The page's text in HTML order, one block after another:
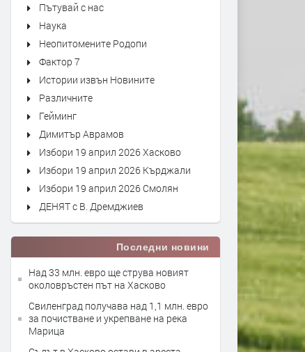
Пътувай с нас
Наука
Неопитомените Родопи
Фактор 7
Истории извън Новините
Различните
Гейминг
Димитър Аврамов
Избори 19 април 2026 Хасково
Избори 19 април 2026 Кърджали
Избори 19 април 2026 Смолян
ДЕНЯТ с В. Дремджиев
Последни новини
Над 33 млн. евро ще струва новият
околовръстен път на Хасково
Свиленград получава над 1,1 млн. евро
за почистване и укрепване на река
Марица